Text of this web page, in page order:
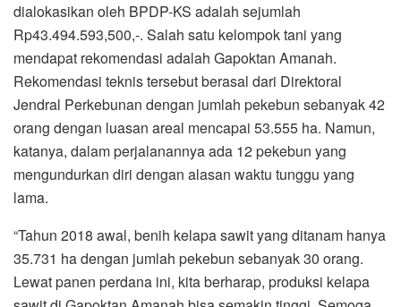
dialokasikan oleh BPDP-KS adalah sejumlah
Rp43.494.593,500,-. Salah satu kelompok tani yang
mendapat rekomendasi adalah Gapoktan Amanah.
Rekomendasi teknis tersebut berasal dari Direktoral
Jendral Perkebunan dengan jumlah pekebun sebanyak 42
orang dengan luasan areal mencapai 53.555 ha. Namun,
katanya, dalam perjalanannya ada 12 pekebun yang
mengundurkan diri dengan alasan waktu tunggu yang
lama.
“Tahun 2018 awal, benih kelapa sawit yang ditanam hanya
35.731 ha dengan jumlah pekebun sebanyak 30 orang.
Lewat panen perdana ini, kita berharap, produksi kelapa